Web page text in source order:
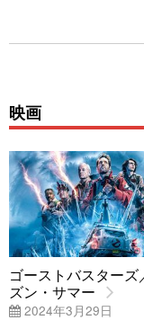
映画
ゴーストバスターズ
ズン・サマー
2024年3月29日